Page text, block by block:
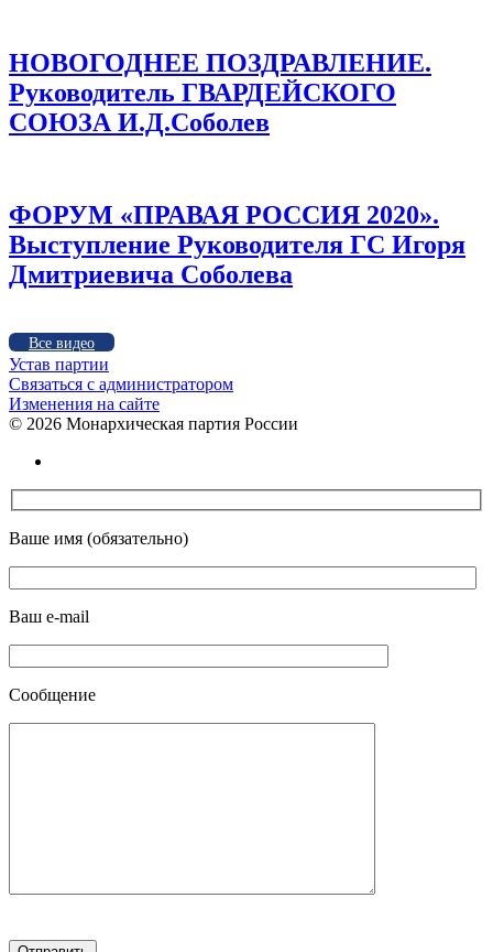
НОВОГОДНЕЕ ПОЗДРАВЛЕНИЕ.
Руководитель ГВАРДЕЙСКОГО
СОЮЗА И.Д.Соболев
ФОРУМ «ПРАВАЯ РОССИЯ 2020».
Выступление Руководителя ГС Игоря
Дмитриевича Соболева
Все видео
Устав партии
Связаться с администратором
Изменения на сайте
© 2026 Монархическая партия России
Ваше имя (обязательно)
Ваш e-mail
Сообщение